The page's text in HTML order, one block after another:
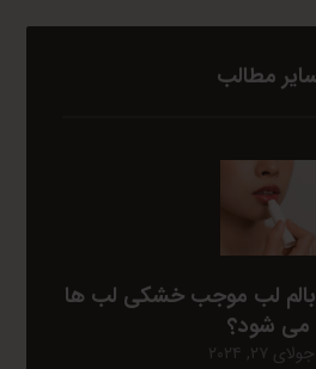
مطالب
بالم لب موجب خشکی لب ها
می شود؟
جولای ۲۷, ۲۰۲۴